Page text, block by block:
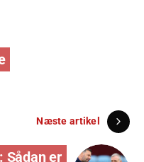
Næste artikel
Sådan er